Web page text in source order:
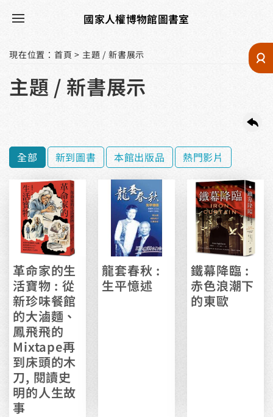
國家人權博物館圖書室
現在位置 ：首頁 > 主題 / 新書展示
主題 / 新書展示
全部 新到圖書 本館出版品 熱門影片
革命家的生
活寶物 : 從
新珍味餐館
的大滷麵、
鳳飛飛的
Mixtape再
到床頭的木
刀, 閱讀史
明的人生故
事
龍套春秋 :
生平憶述
鐵幕降臨 :
赤色浪潮下
的東歐